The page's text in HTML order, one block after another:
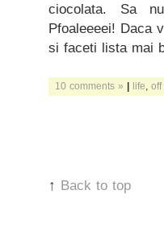
ciocolata. Sa
Pfoaleeeei! Daca
si faceti lista mai
10 comments » | life off
↑ Back to top